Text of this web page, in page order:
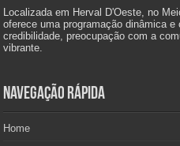
Localizada em Herval D'Oeste, no
oferece uma programação dinâmica
credibilidade, preocupação com a
vibrante.
Navegação Rápida
Home